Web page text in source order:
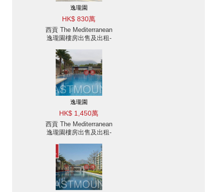
逸瓏園
HK$ 830萬
西貢 The Mediterranean
逸瓏園樓房出售及出租-
ID:2770逸瓏園出售單位
逸瓏園
HK$ 1,450萬
西貢 The Mediterranean
逸瓏園樓房出售及出租-
ID:2732逸瓏園出售單位